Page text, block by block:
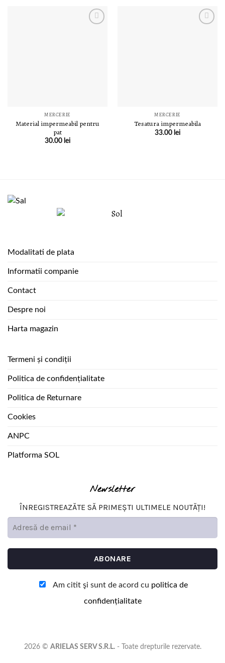
MERCERIE
Material impermeabil pentru
pat
30.00 lei
MERCERIE
Tesatura impermeabila
33.00 lei
Modalitati de plata
Informatii companie
Contact
Despre noi
Harta magazin
Termeni și condiții
Politica de confidențialitate
Politica de Returnare
Cookies
ANPC
Platforma SOL
Newsletter
ÎNREGISTREAZĂTE SĂ PRIMEȘTI ULTIMELE NOUTĂȚI!
Am citit şi sunt de acord cu politica de
confidențialitate
2026 © ARIELAS SERV S.R.L.- Toate drepturile rezervate.